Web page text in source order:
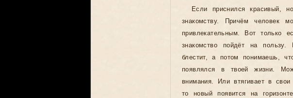
Если приснился красивый,
знакомству. Причём человек
привлекательным. Вот только
знакомство пойдёт на
блестит, а потом понимаешь,
появлялся в твоей жизни.
внимания. Или втягивает в
то новый появится на